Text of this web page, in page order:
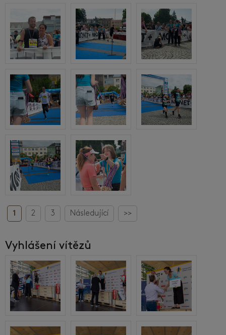
1 2 3 Následující >>
Vyhlášení vítězů